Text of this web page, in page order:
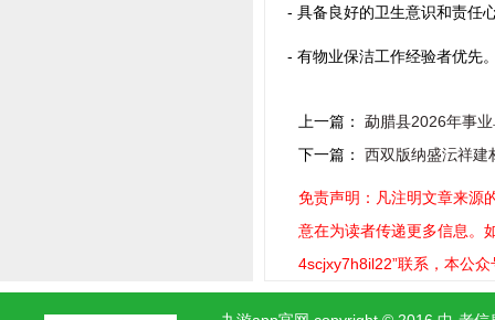
- 具备良好的卫生意识和责任
- 有物业保洁工作经验者优先
上一篇： 勐腊县2026年事
下一篇： 西双版纳盛沄祥建
免责声明：凡注明文章来源
意在为读者传递更多信息。
4scjxy7h8il22”联系，本公